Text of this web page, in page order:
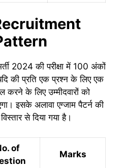
2024 की परीक्षा में 100 अंकों
की प्रति एक प्रश्न के लिए एक
करने के लिए उम्मीदवारों को
इसके अलावा एग्जाम पैटर्न की
से दिया गया है।
of
Marks